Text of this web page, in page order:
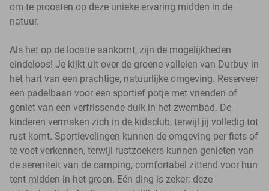
om te proosten op deze unieke ervaring midden in de
natuur.
Als het op de locatie aankomt, zijn de mogelijkheden
eindeloos! Je kijkt uit over de groene valleien van Durbuy in
het hart van een prachtige, natuurlijke omgeving. Reserveer
een padelbaan voor een sportief potje met vrienden of
geniet van een verfrissende duik in het zwembad. De
kinderen vermaken zich in de kidsclub, terwijl jij volledig tot
rust komt. Sportievelingen kunnen de omgeving per fiets of
te voet verkennen, terwijl rustzoekers kunnen genieten van
de sereniteit van de camping, comfortabel zittend voor hun
tent midden in het groen. Eén ding is zeker: deze